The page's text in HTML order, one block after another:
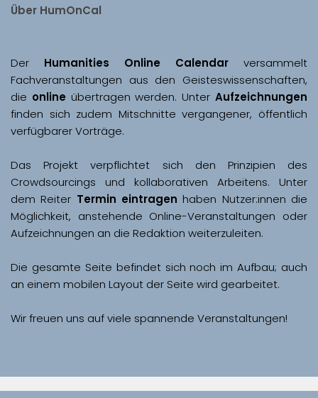
Über HumOnCal
Der Humanities Online Calendar versammelt
Fachveranstaltungen aus den Geisteswissenschaften,
die online übertragen werden. Unter Aufzeichnungen
finden sich zudem Mitschnitte vergangener, öffentlich
Das Projekt verpflichtet sich den Prinzipien des
Crowdsourcings und kollaborativen Arbeitens. Unter
dem Reiter Termin eintragen haben Nutzer:innen die
Möglichkeit, anstehende Online-Veranstaltungen oder
Aufzeichnungen an die Redaktion weiterzuleiten.
Die gesamte Seite befindet sich noch im Aufbau; auch
Wir freuen uns auf viele spannende Veranstaltungen!